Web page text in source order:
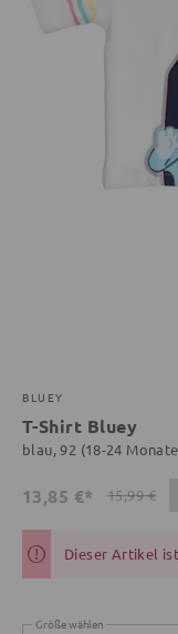
BLUEY
T-Shirt Bluey
blau, 92 (18-24
13,85 €* 15,99 €
Dieser Artikel
Größe wählen